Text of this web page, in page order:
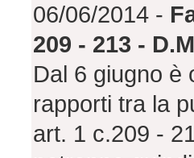
06/06/2014 -
209 - 213 -
Dal 6 giugno è
rapporti tra la
art. 1 c.209 -